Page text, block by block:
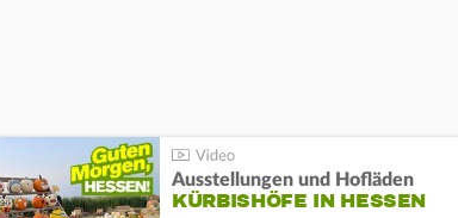
Ausstellungen und Hofläden
KÜRBISHÖFE IN HESSEN